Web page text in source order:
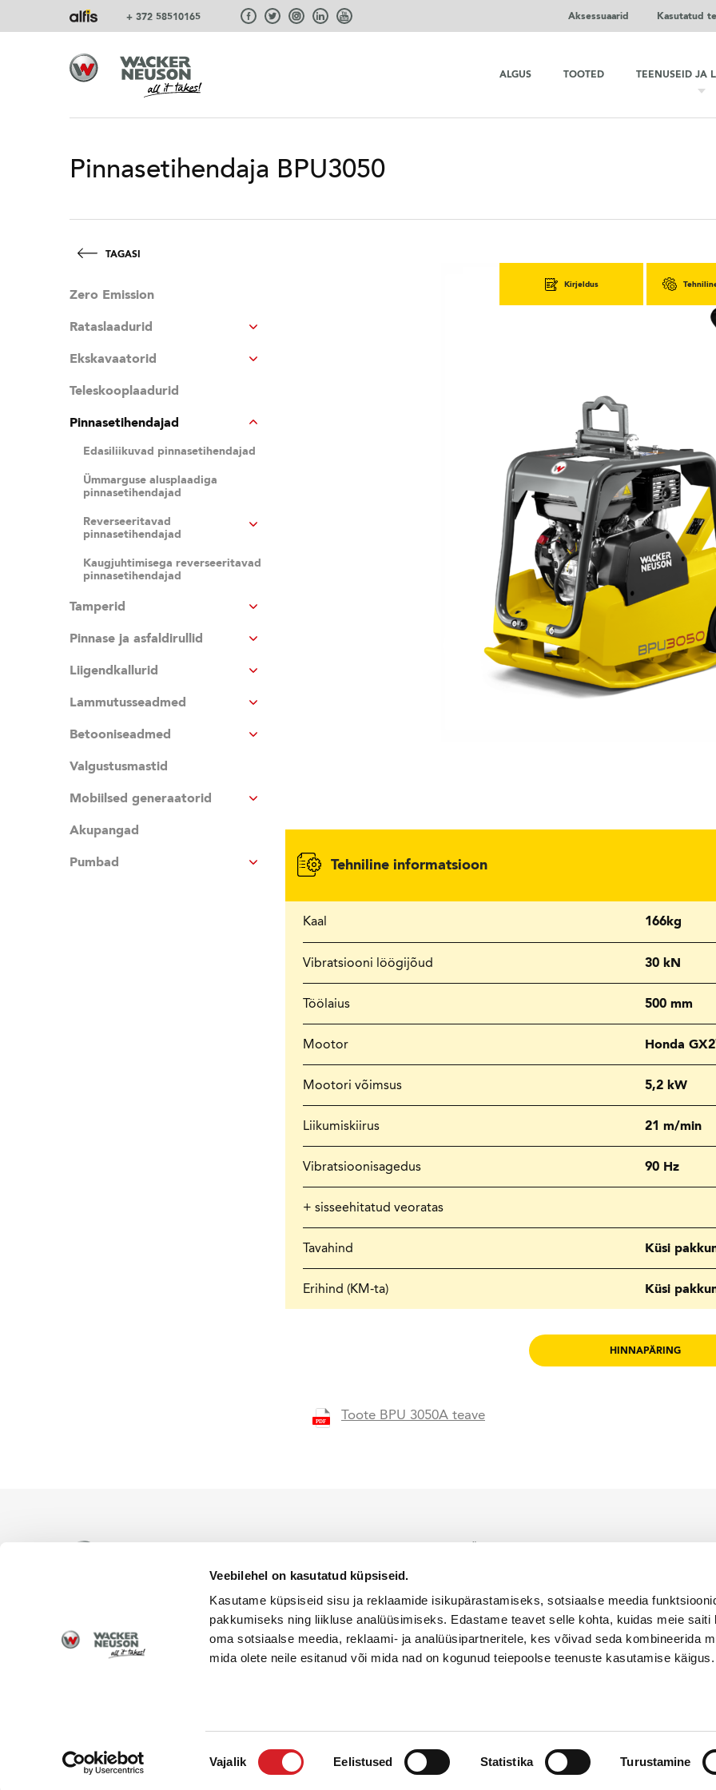
Veebilehel on kasutatud küpsiseid.
Kasutame küpsiseid sisu ja reklaamide isikupärastamiseks, sotsiaalse meedia
pakkumiseks ning liikluse analüüsimiseks. Edastame teavet selle kohta, kuidas meie saiti
oma sotsiaalse meedia, reklaami- ja analüüsipartneritele, kes võivad seda kombineerida
mida olete neile esitanud või mida nad on kogunud teiepoolse teenuste kasutamise käigus.
Nõusoleku
valik
Vajalik Eelistused Statistika Turustamine
+ 372 58510165 Aksessuaarid Kasutatud
ALGUS TOOTED TEENUSEID JA
Pinnasetihendaja BPU3050
TAGASI
Zero Emission
Rataslaadurid
Ekskavaatorid
Teleskooplaadurid
Pinnasetihendajad
Edasiliikuvad pinnasetihendajad
Ümmarguse alusplaadiga
pinnasetihendajad
Reverseeritavad
pinnasetihendajad
Kaugjuhtimisega reverseeritavad
pinnasetihendajad
Tamperid
Pinnase ja asfaldirullid
Liigendkallurid
Lammutusseadmed
Betooniseadmed
Valgustusmastid
Mobiilsed generaatorid
Akupangad
Pumbad
Kirjeldus
Tehniline informatsioon
Kaal 166kg
Vibratsiooni löögijõud 30 kN
Töölaius 500 mm
Mootor Honda
Mootori võimsus 5,2 kW
Liikumiskiirus 21 m/min
Vibratsioonisagedus 90 Hz
+ sisseehitatud veoratas
Tavahind Küsi
Erihind (KM-ta) Küsi
HINNAPÄRING
Toote BPU 3050A teave
KÜPSISTE KASUTAMISE POLIITIKA PRIVAATSUSPOLIITIKA